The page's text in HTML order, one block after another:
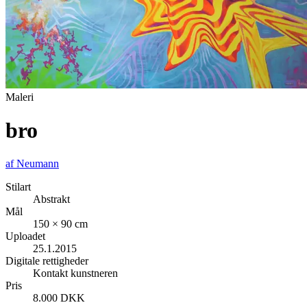
Maleri
bro
afNeumann
Stilart
Abstrakt
Mål
150 × 90 cm
Uploadet
25.1.2015
Digitale rettigheder
Kontakt kunstneren
Pris
8.000 DKK